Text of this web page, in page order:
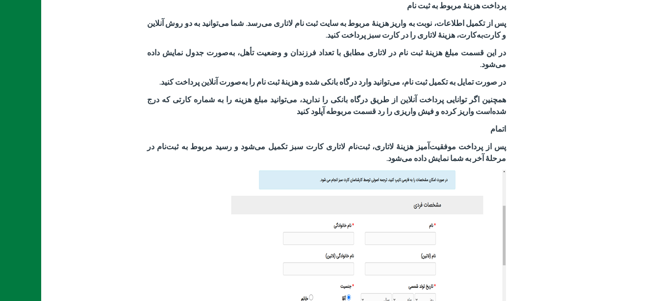
پرداخت هزینهٔ مربوط به ثبت نام
پس از تکمیل اطلاعات، نوبت به واریز هزینهٔ مربوط به سایت ثبت نام لاتاری می‌رسد. شما می‌توانید به دو روش آنلاین
و کارت‌به‌کارت، هزینهٔ لاتاری را در کارت سبز پرداخت کنید.
در این قسمت مبلغ هزینهٔ ثبت نام در لاتاری مطابق با تعداد فرزندان و وضعیت تأهل، به‌صورت جدول نمایش داده
می‌شود.
در صورت تمایل به تکمیل ثبت نام، می‌توانید وارد درگاه بانکی شده و هزینهٔ ثبت نام را به‌صورت آنلاین پرداخت کنید.
همچنین اگر توانایی پرداخت آنلاین از طریق درگاه بانکی را ندارید، می‌توانید مبلغ هزینه را به شماره کارتی که درج
شده‌است واریز کرده و فیش واریزی را رد قسمت مربوطه آپلود کنید
اتمام
پس از پرداخت موفقیت‌آمیز هزینهٔ لاتاری، ثبت‌نام لاتاری کارت سبز تکمیل می‌شود و رسید مربوط به ثبت‌نام در
مرحلهٔ آخر به شما نمایش داده می‌شود.